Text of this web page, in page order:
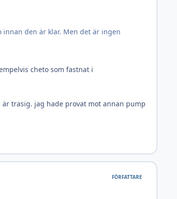
den är klar. Men det är ingen
cheto som fastnat i
trasig. jag hade provat mot annan pump
FÖRFATTARE